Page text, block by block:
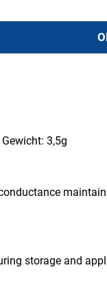
3,5g
storage and